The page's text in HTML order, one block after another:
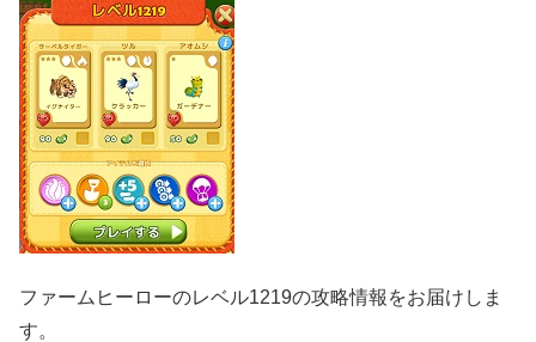
ファームヒーローのレベル1219の攻略情報をお届けしま
す。